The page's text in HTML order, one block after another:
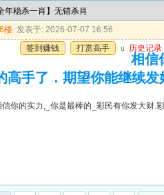
年稳杀一肖】无错杀肖
楼 发表于: 2026-07-07 16:56
签到赚钱
打赏高手 u 历史记录
相信
高手了．期望你能继续发
信你的实力,_你是最棒的_彩民有你发大财.